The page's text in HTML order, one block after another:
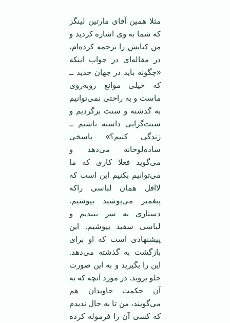
مثلا همین آقای مارتین لینگز
كه شما به وی اشاره كردید و
من كتابش را ترجمه كرده‌ام،
در مقاله‌ای در جواب اینكه
«چگونه باید در جهان جدید ــ
كه خیلی موانع روبه‌روی
ماست و به راحتی نمی‌توانیم
به گذشته و سنت برگردیم و
سنت‌گرایی داشته باشیم ــ
زندگی كنیم؟» پاسخی
ساده‌لوحانه می‌دهد و
می‌گوید فعلا كاری كه ما
می‌توانیم بكنیم این است كه
لااقل همان لباسی راكه
پیغمبر می‌پوشید بپوشیم.
دستاری به سر ببندیم و
لباسی سفید بپوشیم. این
پیشنهادی است كه او برای
بازگشت به گذشته می‌دهد.
این را بگیرید و به این صورت
جلو بروید. در مورد آنچه كه به
آن حكمت جاویدان هم
می‌گویند، من تا به حال ندیدم
كه كسی آن را فرموله كرده